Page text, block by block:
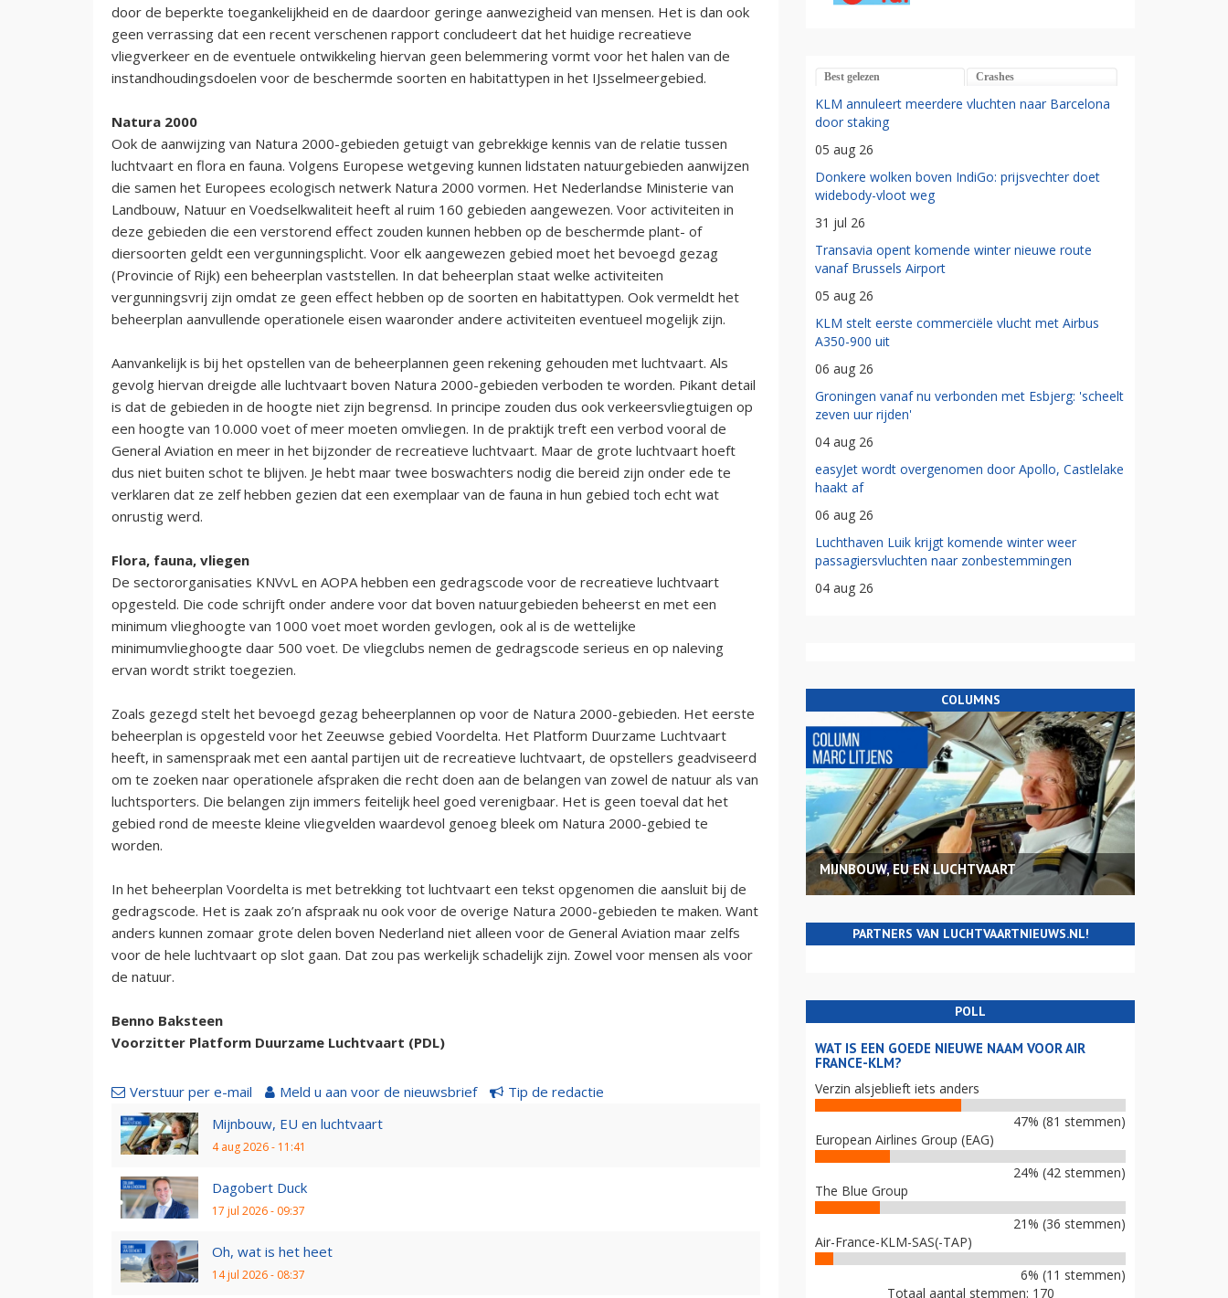
door de beperkte toegankelijkheid en de daardoor geringe aanwezigheid van mensen. Het is dan ook
geen verrassing dat een recent verschenen rapport concludeert dat het huidige recreatieve
vliegverkeer en de eventuele ontwikkeling hiervan geen belemmering vormt voor het halen van de
instandhoudingsdoelen voor de beschermde soorten en habitattypen in het IJsselmeergebied.
Natura 2000
Ook de aanwijzing van Natura 2000-gebieden getuigt van gebrekkige kennis van de relatie tussen
luchtvaart en flora en fauna. Volgens Europese wetgeving kunnen lidstaten natuurgebieden aanwijzen
die samen het Europees ecologisch netwerk Natura 2000 vormen. Het Nederlandse Ministerie van
Landbouw, Natuur en Voedselkwaliteit heeft al ruim 160 gebieden aangewezen. Voor activiteiten in
deze gebieden die een verstorend effect zouden kunnen hebben op de beschermde plant- of
diersoorten geldt een vergunningsplicht. Voor elk aangewezen gebied moet het bevoegd gezag
(Provincie of Rijk) een beheerplan vaststellen. In dat beheerplan staat welke activiteiten
vergunningsvrij zijn omdat ze geen effect hebben op de soorten en habitattypen. Ook vermeldt het
beheerplan aanvullende operationele eisen waaronder andere activiteiten eventueel mogelijk zijn.
Aanvankelijk is bij het opstellen van de beheerplannen geen rekening gehouden met luchtvaart. Als
gevolg hiervan dreigde alle luchtvaart boven Natura 2000-gebieden verboden te worden. Pikant detail
is dat de gebieden in de hoogte niet zijn begrensd. In principe zouden dus ook verkeersvliegtuigen op
een hoogte van 10.000 voet of meer moeten omvliegen. In de praktijk treft een verbod vooral de
General Aviation en meer in het bijzonder de recreatieve luchtvaart. Maar de grote luchtvaart hoeft
dus niet buiten schot te blijven. Je hebt maar twee boswachters nodig die bereid zijn onder ede te
verklaren dat ze zelf hebben gezien dat een exemplaar van de fauna in hun gebied toch echt wat
onrustig werd.
Flora, fauna, vliegen
De sectororganisaties KNVvL en AOPA hebben een gedragscode voor de recreatieve luchtvaart
opgesteld. Die code schrijft onder andere voor dat boven natuurgebieden beheerst en met een
minimum vlieghoogte van 1000 voet moet worden gevlogen, ook al is de wettelijke
minimumvlieghoogte daar 500 voet. De vliegclubs nemen de gedragscode serieus en op naleving
ervan wordt strikt toegezien.
Zoals gezegd stelt het bevoegd gezag beheerplannen op voor de Natura 2000-gebieden. Het eerste
beheerplan is opgesteld voor het Zeeuwse gebied Voordelta. Het Platform Duurzame Luchtvaart
heeft, in samenspraak met een aantal partijen uit de recreatieve luchtvaart, de opstellers geadviseerd
om te zoeken naar operationele afspraken die recht doen aan de belangen van zowel de natuur als van
luchtsporters. Die belangen zijn immers feitelijk heel goed verenigbaar. Het is geen toeval dat het
gebied rond de meeste kleine vliegvelden waardevol genoeg bleek om Natura 2000-gebied te
worden.
In het beheerplan Voordelta is met betrekking tot luchtvaart een tekst opgenomen die aansluit bij de
gedragscode. Het is zaak zo’n afspraak nu ook voor de overige Natura 2000-gebieden te maken. Want
anders kunnen zomaar grote delen boven Nederland niet alleen voor de General Aviation maar zelfs
voor de hele luchtvaart op slot gaan. Dat zou pas werkelijk schadelijk zijn. Zowel voor mensen als voor
de natuur.
Benno Baksteen
Voorzitter Platform Duurzame Luchtvaart (PDL)
Verstuur per e-mail Meld u aan voor de nieuwsbrief
Tip de redactie
Mijnbouw, EU en luchtvaart
4 aug 2026 - 11:41
Dagobert Duck
17 jul 2026 - 09:37
Oh, wat is het heet
14 jul 2026 - 08:37
Best gelezen Crashes
KLM annuleert meerdere vluchten naar Barcelona
door staking
05 aug 26
Donkere wolken boven IndiGo: prijsvechter doet
widebody-vloot weg
31 jul 26
Transavia opent komende winter nieuwe route
vanaf Brussels Airport
05 aug 26
KLM stelt eerste commerciële vlucht met Airbus
A350-900 uit
06 aug 26
Groningen vanaf nu verbonden met Esbjerg: 'scheelt
zeven uur rijden'
04 aug 26
easyJet wordt overgenomen door Apollo, Castlelake
haakt af
06 aug 26
Luchthaven Luik krijgt komende winter weer
passagiersvluchten naar zonbestemmingen
04 aug 26
COLUMNS
MIJNBOUW, EU EN LUCHTVAART
PARTNERS VAN LUCHTVAARTNIEUWS.NL!
POLL
WAT IS EEN GOEDE NIEUWE NAAM VOOR AIR
FRANCE-KLM?
Verzin alsjeblieft iets anders
47% (81 stemmen)
European Airlines Group (EAG)
24% (42 stemmen)
The Blue Group
21% (36 stemmen)
Air-France-KLM-SAS(-TAP)
6% (11 stemmen)
Totaal aantal stemmen: 170